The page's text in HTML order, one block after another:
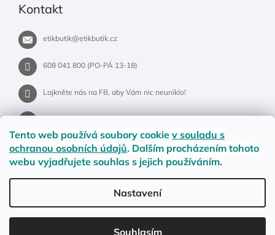
Tento web používá soubory cookie v souladu s
ochranou osobních údajů. Dalším procházením tohoto
webu vyjadřujete souhlas s jejich používáním.
Nastavení
Souhlasím
LETNÍ DOPRAVA ZDARMA pro objednávky nad 900,- na pobočky
Kontakt
etikbutik@etikbutik.cz
608 041 800 (PO-PÁ 13-18)
Lajkněte nás na FB, aby Vám nic neuniklo!
etikbutik.cz
Jak na vrácení nebo reklamaci?
Obchodní podmínky Ochrana osobních údajů